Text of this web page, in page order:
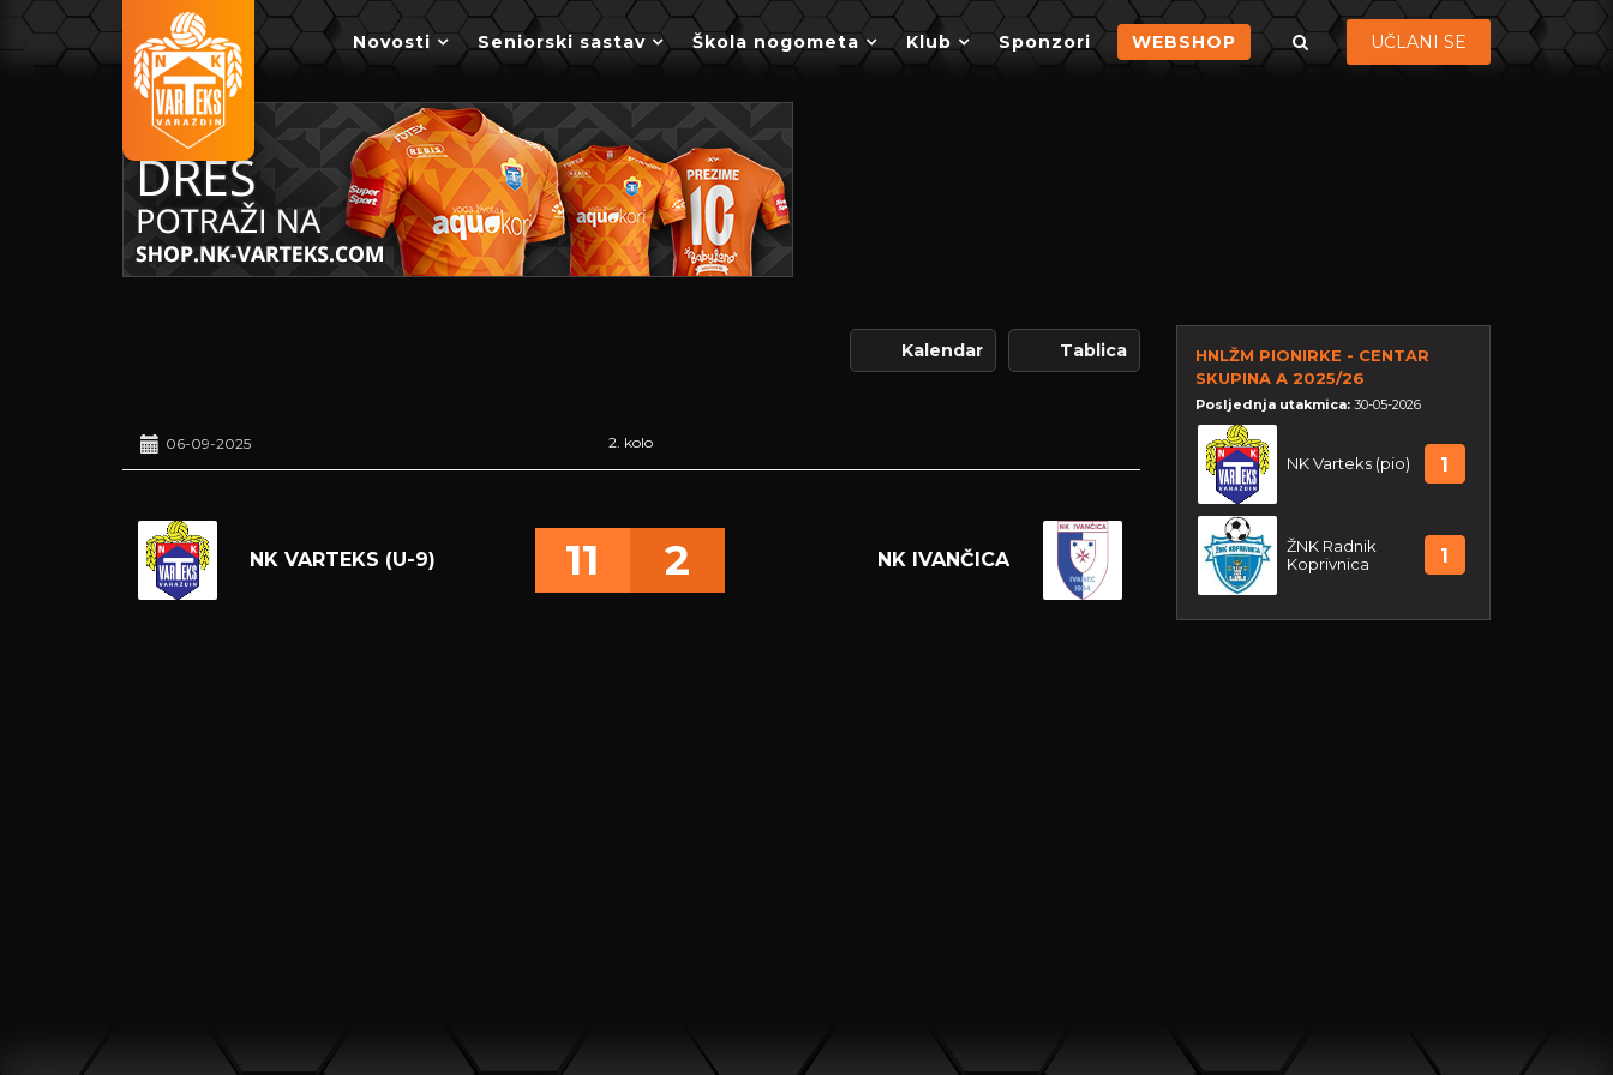
Novosti Seniorski sastav Škola nogometa Klub Sponzori WEBSHOP UČLANI SE
Kalendar Tablica
06-09-2025 2. kolo
NK VARTEKS (U-9) NK IVANČICA
11 2
HNLŽM PIONIRKE - CENTAR
SKUPINA A 2025/26
Posljednja utakmica: 30-05-2026
NK Varteks (pio) 1
ŽNK Radnik
Koprivnica
1